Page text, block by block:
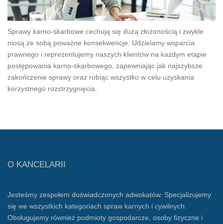
Sprawy karno-skarbowe cechują się dużą złożonością i zwykle
niosą ze sobą poważne konsekwencje. Udzielamy wsparcia
prawnego i reprezentujemy naszych klientów na każdym etapie
postępowania karno-skarbowego, zapewniając jak najszybsze
zakończenie sprawy oraz robiąc wszystko w celu uzyskania
korzystnego rozstrzygnięcia.
O KANCELARII
Jesteśmy zespołem doświadczonych adwokatów. Specjalizujemy
się we wszystkich kategoriach spraw karnych i cywilnych.
Obsługujemy również podmioty gospodarcze, osoby fizyczne i